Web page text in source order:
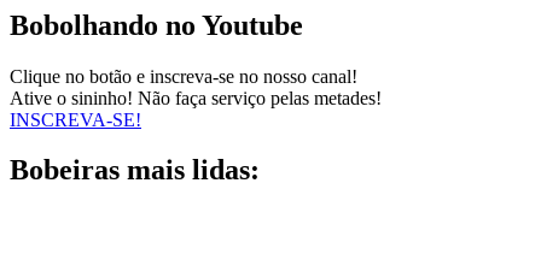
Bobolhando no Youtube
Clique no botão e inscreva-se no nosso canal!
Ative o sininho! Não faça serviço pelas metades!
INSCREVA-SE!
Bobeiras mais lidas: